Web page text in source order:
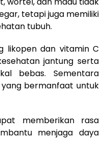
tetapi juga memiliki
tubuh.
likopen dan vitamin C
jantung serta
bebas. Sementara
bermanfaat untuk
memberikan rasa
menjaga daya